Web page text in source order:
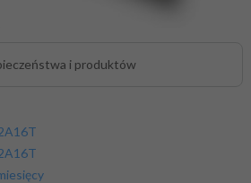
i produktów